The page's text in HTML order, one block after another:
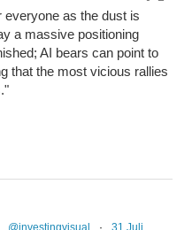
as the dust is
a massive positioning
AI bears can point to
that the most vicious rallies
@investingvisual · 31 Juli